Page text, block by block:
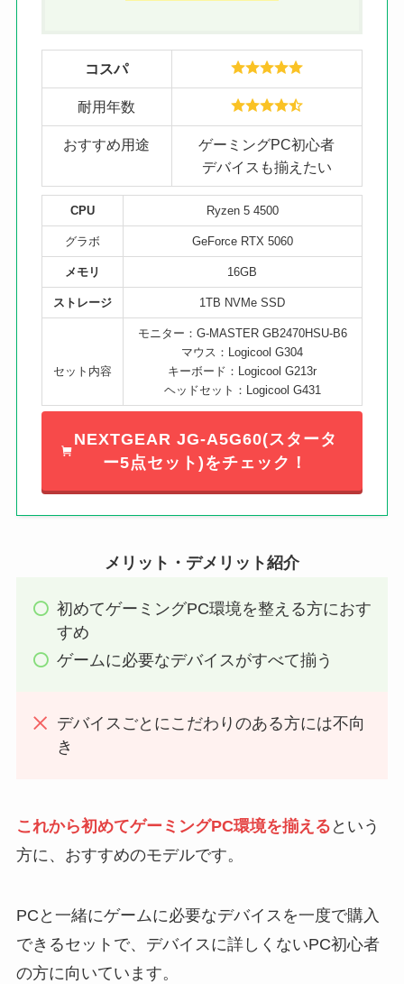
コスパ
耐用年数
おすすめ用途
ゲーミングPC初心者
デバイスも揃えたい
CPU Ryzen 5 4500
グラボ GeForce RTX 5060
メモリ 16GB
ストレージ 1TB NVMe SSD
セット内容
モニター：G-MASTER GB2470HSU-B6
マウス：Logicool G304
キーボード：Logicool G213r
ヘッドセット：Logicool G431
NEXTGEAR JG-A5G60(スタータ
ー5点セット)をチェック！
メリット・デメリット紹介
初めてゲーミングPC環境を整える方におす
すめ
ゲームに必要なデバイスがすべて揃う
デバイスごとにこだわりのある方には不向
き
これから初めてゲーミングPC環境を揃える という
方に、おすすめのモデルです。
PCと一緒にゲームに必要なデバイスを一度で購入
できるセットで、デバイスに詳しくないPC初心者
の方に向いています。